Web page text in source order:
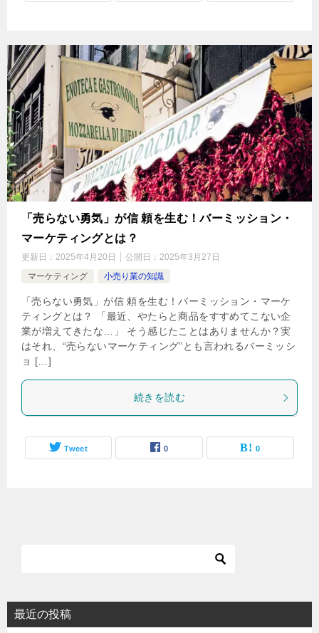
「売らない勇気」が信 頼を生む！バーミッション・
マーケティングとは？
更新日： 2025年4月20日 公開日： 2025年3月27日
マーケティング
小売り業の知識
「売らない勇気」が信 頼を生む！バーミッション・マーケ
ティングとは？ 「最近、やたらと商品をすすめてこない企
業が増えてきたな…」 そう感じたことはありませんか？実
はそれ、“売らないマーケティング”とも言われるバーミッシ
ョ […]
続きを読む
Tweet 0 0
最近の投稿